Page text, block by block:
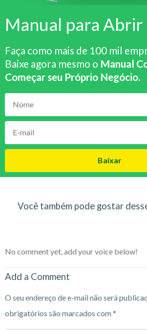
Manual para Abrir
Faça como mais de 100 mil
Baixe agora mesmo o Manual
Começar seu Próprio Negócio.
Baixar
Você também pode gostar
No comment yet, add your voice below!
Add a Comment
O seu endereço de e-mail não será
obrigatórios são marcados com*